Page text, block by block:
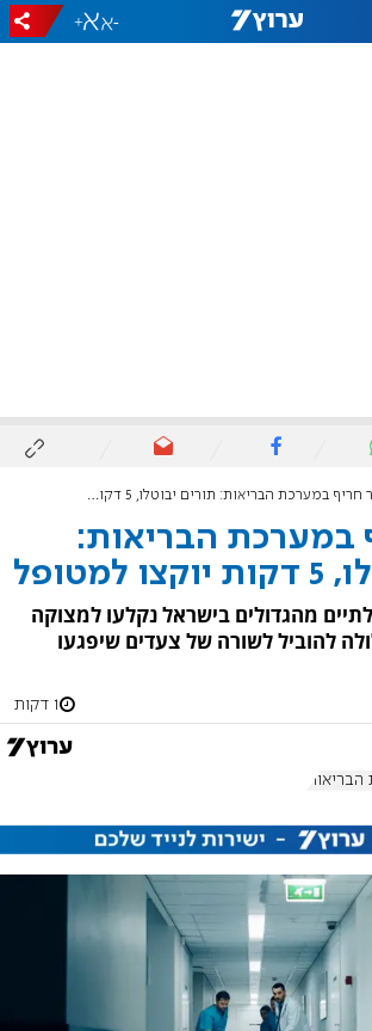
-
+
במערכת הבריאות: תורים יבוטלו, 5 דקות יוקצו למטופל
במערכת הבריאות:
מהגדולים בישראל נקלעו למצוקה
להוביל לשורה של צעדים שיפגעו
1 דקות